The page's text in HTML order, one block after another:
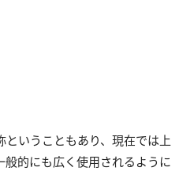
ということもあり、現在では上
的にも広く使用されるように